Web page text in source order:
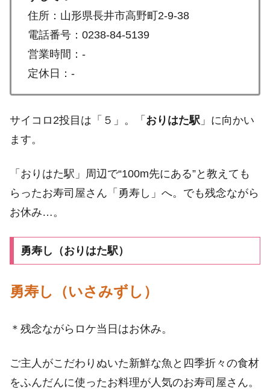
住所：山形県長井市高野町2-9-38
電話番号：0238-84-5139
営業時間：-
定休日：-
サイコロ2投目は「５」。「 おりはた駅 」に向かい
ます。
「おりはた駅」周辺で“100m先にある”と教えても
らったお寿司屋さん「勇寿し」へ。でも残念ながら
お休み…。
勇寿し（おりはた駅）
勇寿し（いさみずし）
＊残念ながらロケ当日はお休み。
ご主人がこだわりぬいた新鮮な魚と四季折々の食材
をふんだんに使ったお料理が人気のお寿司屋さん。